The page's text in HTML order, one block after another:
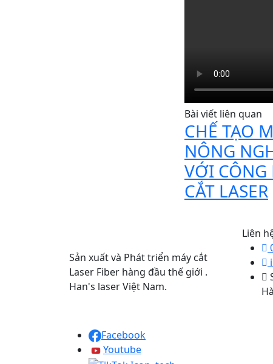
Bài viết liên quan
CHẾ TẠO
NÔNG
VỚI CÔNG
CẮT LASER
Sản xuất và Phát triển máy cắt
Laser Fiber hàng đầu thế giới .
Han's laser Việt Nam.
Facebook
Youtube
Liên